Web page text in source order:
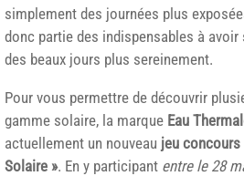
simplement des journées plus
donc partie des indispensables à
des beaux jours plus sereinement.
Pour vous permettre de découvrir
gamme solaire, la marque Eau
actuellement un nouveau jeu
Solaire ». En y participant entre le 28